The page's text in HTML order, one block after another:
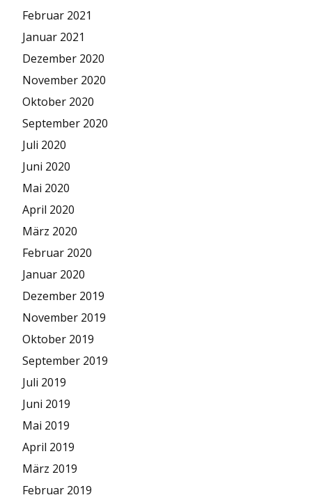
Februar 2021
Januar 2021
Dezember 2020
November 2020
Oktober 2020
September 2020
Juli 2020
Juni 2020
Mai 2020
April 2020
März 2020
Februar 2020
Januar 2020
Dezember 2019
November 2019
Oktober 2019
September 2019
Juli 2019
Juni 2019
Mai 2019
April 2019
März 2019
Februar 2019